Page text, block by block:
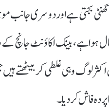
کی گھنٹی بجتی ہے اور دوسری
ہوا ہے، بینک اکاؤنٹ
لوگ وہی غلطی کر بیٹھتے
فاش کر دیا۔